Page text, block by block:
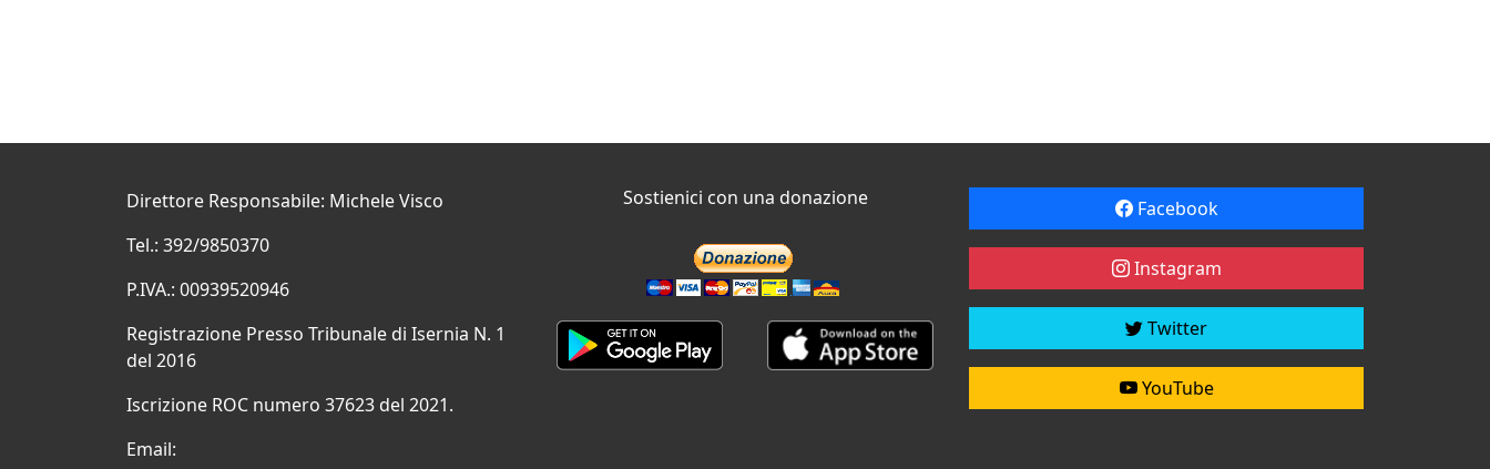
Direttore Responsabile: Michele Visco
Tel.: 392/9850370
P.IVA.: 00939520946
Registrazione Presso Tribunale di Isernia N. 1
del 2016
Iscrizione ROC numero 37623 del 2021.
Email:
Sostienici con una donazione Facebook
Instagram
Twitter
YouTube